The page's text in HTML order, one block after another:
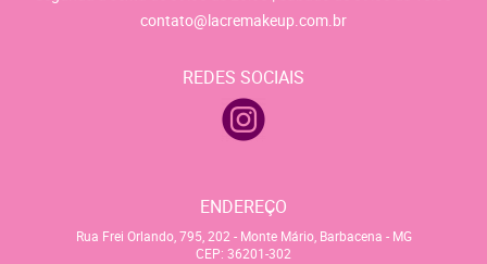
contato@lacremakeup.com.br
REDES SOCIAIS
ENDEREÇO
Rua Frei Orlando, 795, 202 - Monte Mário, Barbacena - MG
CEP: 36201-302